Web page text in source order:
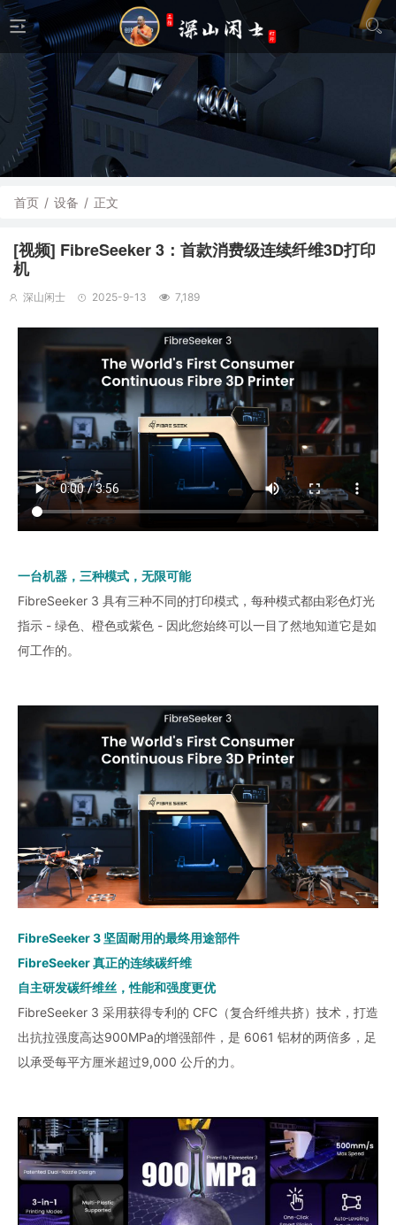
首页 / 设备 / 正文
[视频] FibreSeeker 3：首款消费级连续纤维3D打印
机
深山闲士 2025-9-13 7,189
一台机器，三种模式，无限可能
FibreSeeker 3 具有三种不同的打印模式，每种模式都由彩色灯光
指示 - 绿色、橙色或紫色 - 因此您始终可以一目了然地知道它是如
何工作的。
FibreSeeker 3 坚固耐用的最终用途部件
FibreSeeker 真正的连续碳纤维
自主研发碳纤维丝，性能和强度更优
FibreSeeker 3 采用获得专利的 CFC（复合纤维共挤）技术，打造
出抗拉强度高达900MPa的增强部件，是 6061 铝材的两倍多，足
以承受每平方厘米超过9,000 公斤的力。